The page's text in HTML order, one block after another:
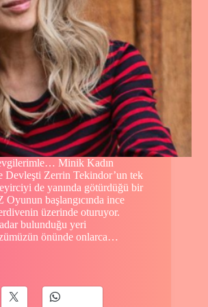
Minik Kadın
Devleşti Zerrin Tekindor’un tek
de yanında götürdüğü bir
başlangıcında ince
üzerinde oturuyor.
bulunduğu yeri
önünde onlarca…